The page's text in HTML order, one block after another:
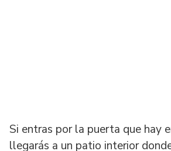
Si entras por la puerta que hay
llegarás a un patio interior